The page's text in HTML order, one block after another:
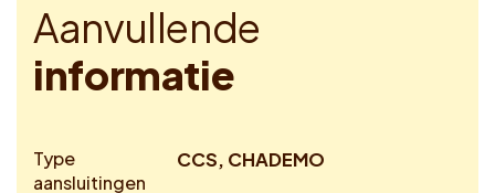
Aanvullende
informatie
Type
aansluitingen
CCS, CHADEMO